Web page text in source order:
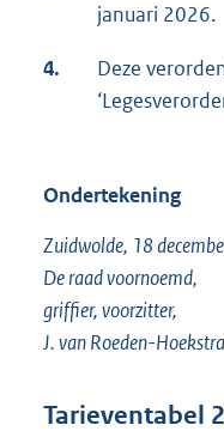
januari 2026.
4.
Deze
Ondertekening
Zuidwolde, 18
De raad voornoemd,
griffier, voorzitter,
J. van Roeden-
Tarieventabel